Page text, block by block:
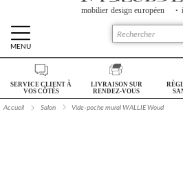
MENU
Retour Accueil
SALON
SERVICE CLIENT À
VOS CÔTÉS
LIVRAISON SUR
RENDEZ-VOUS
Accueil Salon Vide-poche mural WALLIE Woud